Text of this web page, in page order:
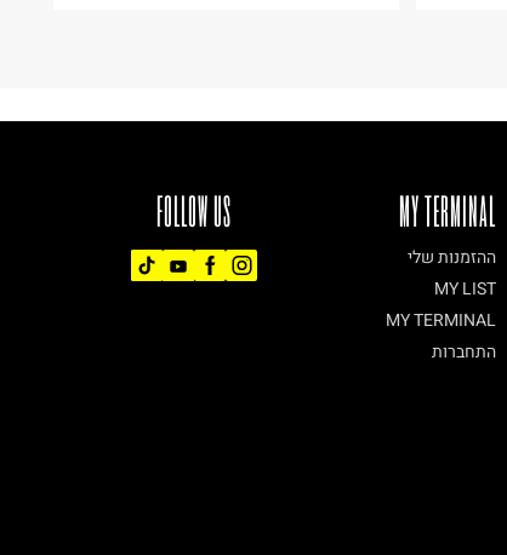
FOLLOW US MY TERMINAL
ההזמנות שלי
MY LIST
MY TERMINAL
התחברות